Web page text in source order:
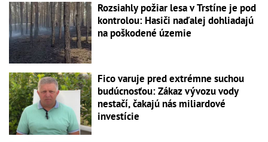
Rozsiahly požiar lesa v Trstíne je pod
kontrolou: Hasiči naďalej dohliadajú
na poškodené územie
Fico varuje pred extrémne suchou
budúcnosťou: Zákaz vývozu vody
nestačí, čakajú nás miliardové
investície